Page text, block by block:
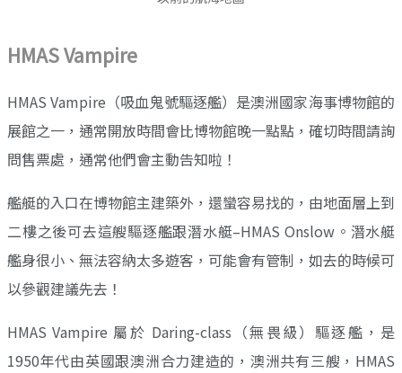
HMAS Vampire
HMAS Vampire（吸血鬼號驅逐艦）是澳洲國家海事博物館的
展館之一，通常開放時間會比博物館晚一點點，確切時間請詢
問售票處，通常他們會主動告知啦！
艦艇的入口在博物館主建築外，還蠻容易找的，由地面層上到
二樓之後可去這艘驅逐艦跟潛水艇–HMAS Onslow。潛水艇
艦身很小、無法容納太多遊客，可能會有管制，如去的時候可
以參觀建議先去！
HMAS Vampire 屬於 Daring-class（無畏級）驅逐艦，是
1950年代由英國跟澳洲合力建造的，澳洲共有三艘，HMAS